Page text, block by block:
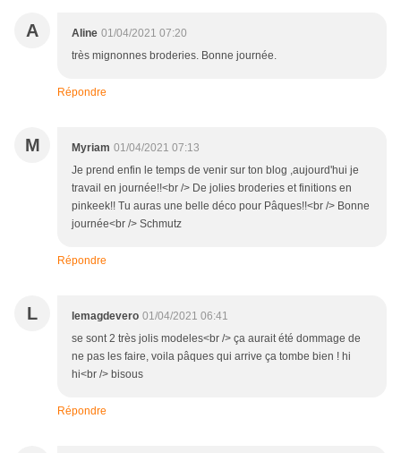
A Aline 01/04/2021 07:20
très mignonnes broderies. Bonne journée.
Répondre
M Myriam 01/04/2021 07:13
Je prend enfin le temps de venir sur ton blog ,aujourd'hui je
travail en journée!!<br /> De jolies broderies et finitions en
pinkeek!! Tu auras une belle déco pour Pâques!!<br /> Bonne
journée<br /> Schmutz
Répondre
L lemagdevero 01/04/2021 06:41
se sont 2 très jolis modeles<br /> ça aurait été dommage de
ne pas les faire, voila pâques qui arrive ça tombe bien ! hi
hi<br /> bisous
Répondre